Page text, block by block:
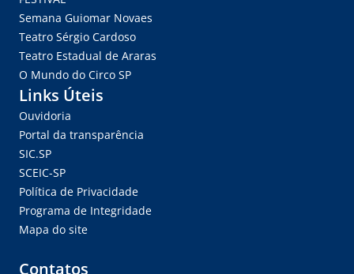
Semana Guiomar Novaes
Teatro Sérgio Cardoso
Teatro Estadual de Araras
O Mundo do Circo SP
Links Úteis
Ouvidoria
Portal da transparência
SIC.SP
SCEIC-SP
Política de Privacidade
Programa de Integridade
Mapa do site
Contatos